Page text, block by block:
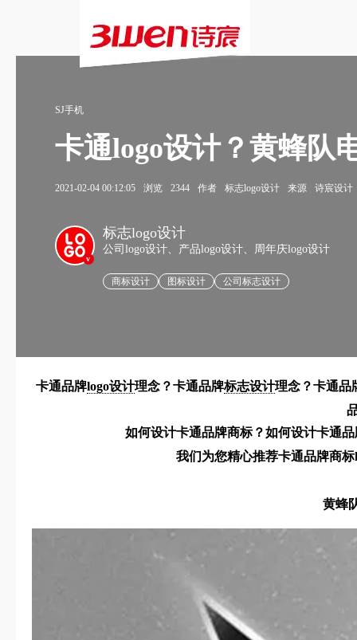
SJ手机
卡通logo设计？黄蜂队
2021-02-04 00:12:05 浏览 2344 作者 标志logo设计 来源 诗宸设计
v
标志logo设计
公司logo设计、产品logo设计、周年庆logo设计
商标设计 图标设计 公司标志设计
卡通品牌logo设计理念？卡通品牌标志设计理念？卡通品
如何设计卡通品牌商标？如何设计卡通
我们为您精心推荐卡通品牌商
黄蜂